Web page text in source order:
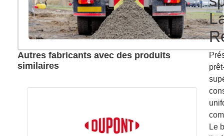
Autres fabricants avec des produits
similaires
Le